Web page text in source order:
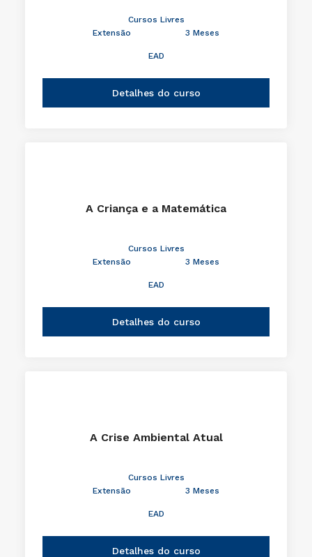
Cursos Livres
Extensão
3 Meses
EAD
Detalhes do curso
A Criança e a Matemática
Cursos Livres
Extensão
3 Meses
EAD
Detalhes do curso
A Crise Ambiental Atual
Cursos Livres
Extensão
3 Meses
EAD
Detalhes do curso